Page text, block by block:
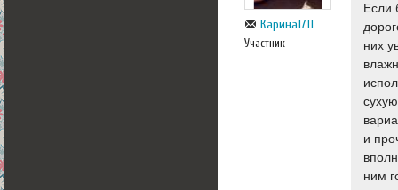
Карина1711
Участник
Если
них
и
ним